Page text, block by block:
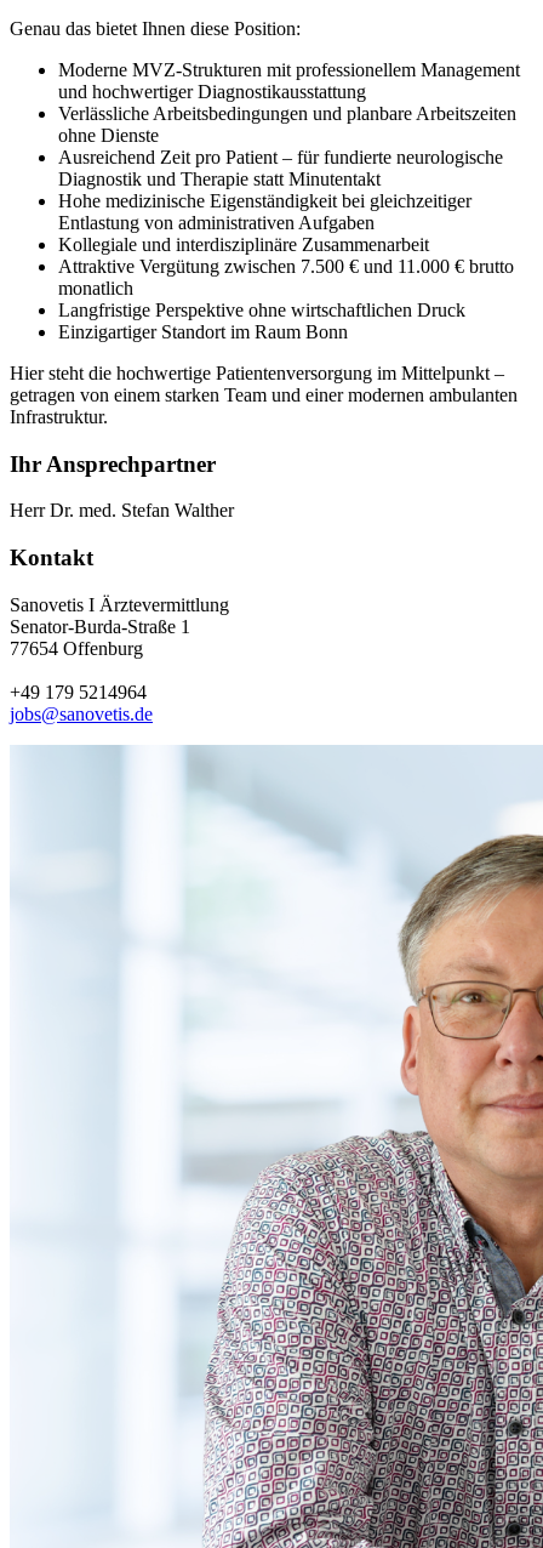
Genau das bietet Ihnen diese Position:
Moderne MVZ-Strukturen mit professionellem Management
und hochwertiger Diagnostikausstattung
Verlässliche Arbeitsbedingungen und planbare Arbeitszeiten
ohne Dienste
Ausreichend Zeit pro Patient – für fundierte neurologische
Diagnostik und Therapie statt Minutentakt
Hohe medizinische Eigenständigkeit bei gleichzeitiger
Entlastung von administrativen Aufgaben
Kollegiale und interdisziplinäre Zusammenarbeit
Attraktive Vergütung zwischen 7.500 € und 11.000 € brutto
monatlich
Langfristige Perspektive ohne wirtschaftlichen Druck
Einzigartiger Standort im Raum Bonn
Hier steht die hochwertige Patientenversorgung im Mittelpunkt –
getragen von einem starken Team und einer modernen ambulanten
Infrastruktur.
Ihr Ansprechpartner
Herr Dr. med. Stefan Walther
Kontakt
Sanovetis I Ärztevermittlung
Senator-Burda-Straße 1
77654 Offenburg
+49 179 5214964
jobs@sanovetis.de